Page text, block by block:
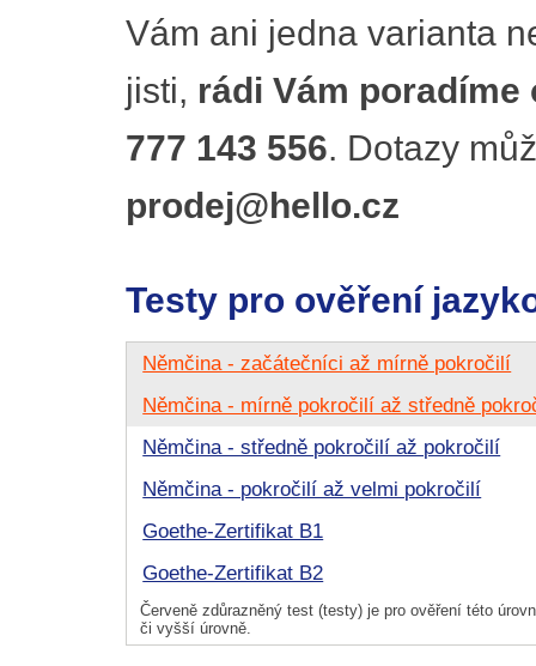
Vám ani jedna varianta
jisti, rádi Vám poradíme
777 143 556. Dotazy
prodej@hello.cz
Testy pro ověření
Němčina - začátečníci až mírně pokročilí
Němčina - mírně pokročilí až středně
Němčina - středně pokročilí až pokročilí
Němčina - pokročilí až velmi pokročilí
Goethe-Zertifikat B1
Goethe-Zertifikat B2
Červeně zdůrazněný test (testy) je pro ověření této
či vyšší úrovně.